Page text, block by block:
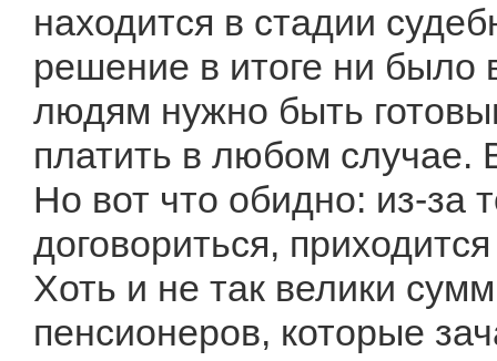
находится в стадии
решение в итоге ни было
людям нужно быть
платить в любом случае.
Но вот что обидно: из-за
договориться,
Хоть и не так велики
пенсионеров, которые